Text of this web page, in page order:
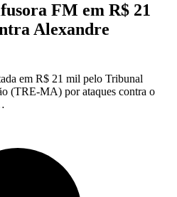
FM em R$ 21
Alexandre
em R$ 21 mil pelo Tribunal
(TRE-MA) por ataques contra o